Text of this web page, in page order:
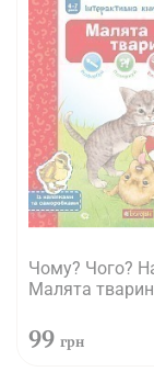
Чому? Чого?
Малята
для дітей віком
до 7 років
99 грн